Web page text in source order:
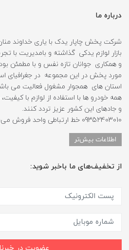
درباره ما
بازار لوازم یدکی گذاشته و بامدیریت با
و همکاری جوانان تازه نفس و با مطمئن
مورد پخش در این مجموعه در جغرافیای
استان های همجوار مشغول فعالیت می
همه خودرو ها با استفاده از لوازم با
و جادهای این کشور عزیز تردد کنند.
09352403010 خط ارتباطی واحد فروش می‌باشد.
اطلاعات بیش‌تر
از تخفیف‌های ما باخبر شوید: